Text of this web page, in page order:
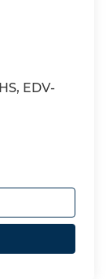
EDV-